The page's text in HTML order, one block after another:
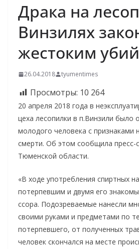
Драка на
Винзилях
жестоким
26.04.2018 tyumentimes
Просмотры: 10 264
20 апреля 2018 года в
цеха лесопилки в п.Винзили было
молодого человека с признаками
смерти. Об этом сообщила
Тюменской области.
«В ходе употребления спиртных
потерпевшим и двумя его
ссора. Подозреваемые нанесли
своими руками и предметами по
потерпевшего, от полученных
человек скончался на месте